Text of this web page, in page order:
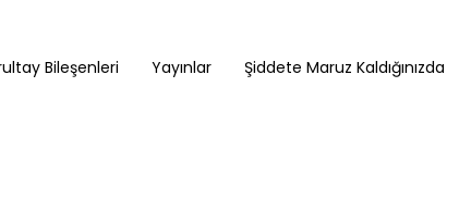
Bileşenleri Yayınlar Şiddete Maruz Kaldığınızda